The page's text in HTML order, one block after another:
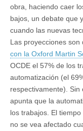
obra, haciendo caer
bajos, un debate que
cuando las nuevas
Las proyecciones son
con la Oxford Martin
OCDE el 57% de los
automatización (el
respectivamente).
apunta que la
los trabajos. El
no se vea afectado